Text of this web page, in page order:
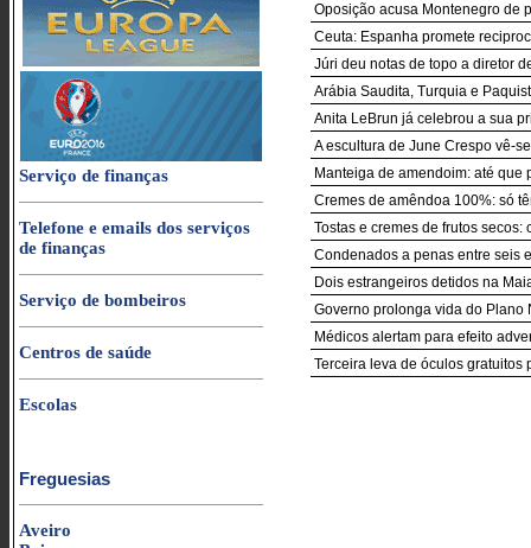
Serviço de finanças
Telefone e emails dos serviços
de finanças
Serviço de bombeiros
Centros de saúde
Escolas
Freguesias
Aveiro
Oposição acusa Montenegro de
Ceuta: Espanha promete
Júri deu notas de topo a diretor
Arábia Saudita, Turquia e
Anita LeBrun já celebrou a sua
A escultura de June Crespo vê-
Manteiga de amendoim: até que
Cremes de amêndoa 100%: só
Tostas e cremes de frutos secos:
Condenados a penas entre seis
Dois estrangeiros detidos na
Governo prolonga vida do Plano
Médicos alertam para efeito
Terceira leva de óculos gratuitos